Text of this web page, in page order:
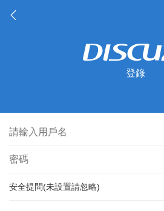
登錄
安全提問(未設置請忽略)